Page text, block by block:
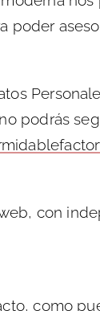
poder
podrás
con
como